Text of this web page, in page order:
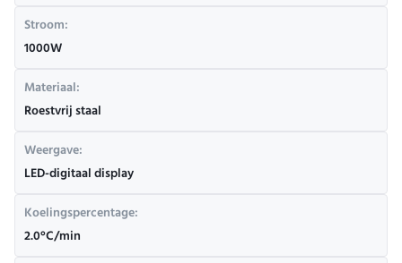
Stroom:
1000W
Materiaal:
Roestvrij staal
Weergave:
LED-digitaal display
Koelingspercentage:
2.0°C/min